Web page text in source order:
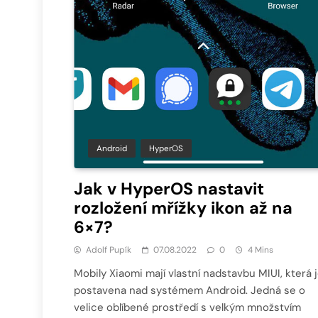
Android HyperOS
Jak v HyperOS nastavit
rozložení mřížky ikon až na
6×7?
Adolf Pupík 07.08.2022 0 4 Mins
Mobily Xiaomi mají vlastní nadstavbu MIUI, která
postavena nad systémem Android. Jedná se o
velice oblíbené prostředí s velkým množstvím